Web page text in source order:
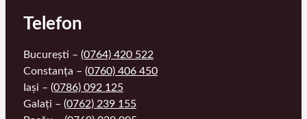
Telefon
București – (0764) 420 522
Constanța – (0760) 406 450
Iași – (0786) 092 125
Galați – (0762) 239 155